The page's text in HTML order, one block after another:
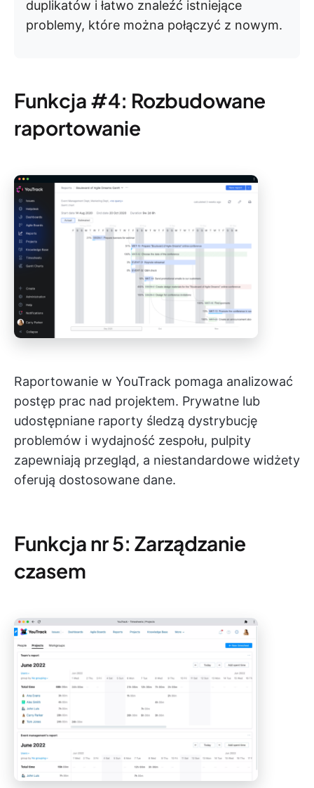
duplikatów i łatwo znaleźć istniejące
problemy, które można połączyć z nowym.
Funkcja #4: Rozbudowane
raportowanie
Raportowanie w YouTrack pomaga analizować
postęp prac nad projektem. Prywatne lub
udostępniane raporty śledzą dystrybucję
problemów i wydajność zespołu, pulpity
zapewniają przegląd, a niestandardowe widżety
oferują dostosowane dane.
Funkcja nr 5: Zarządzanie
czasem